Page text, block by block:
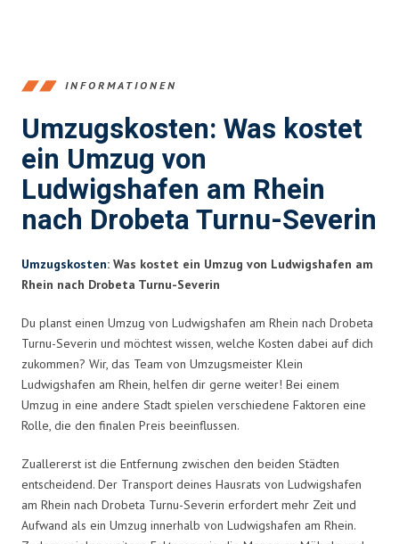
INFORMATIONEN
Umzugskosten: Was kostet
ein Umzug von
Ludwigshafen am Rhein
nach Drobeta Turnu-Severin
Umzugskosten: Was kostet ein Umzug von Ludwigshafen am
Rhein nach Drobeta Turnu-Severin
Du planst einen Umzug von Ludwigshafen am Rhein nach Drobeta
Turnu-Severin und möchtest wissen, welche Kosten dabei auf dich
zukommen? Wir, das Team von Umzugsmeister Klein
Ludwigshafen am Rhein, helfen dir gerne weiter! Bei einem
Umzug in eine andere Stadt spielen verschiedene Faktoren eine
Rolle, die den finalen Preis beeinflussen.
Zuallererst ist die Entfernung zwischen den beiden Städten
entscheidend. Der Transport deines Hausrats von Ludwigshafen
am Rhein nach Drobeta Turnu-Severin erfordert mehr Zeit und
Aufwand als ein Umzug innerhalb von Ludwigshafen am Rhein.